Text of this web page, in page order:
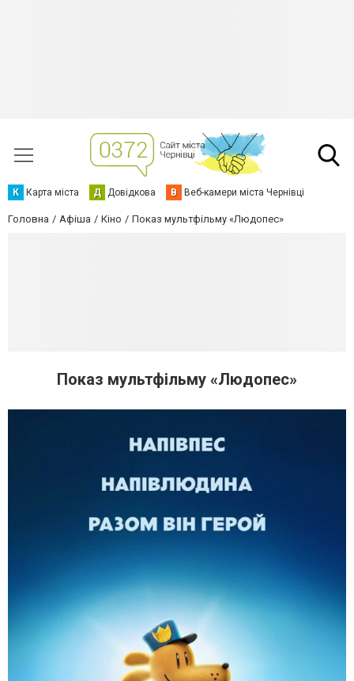
К Карта міста Д Довідкова В Веб-камери міста Чернівці
Головна Афіша Кіно Показ мультфільму «Людопес»
Показ мультфільму «Людопес»